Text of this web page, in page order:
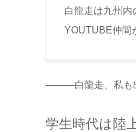
白龍走は九州
YOUTUBE仲間
―――白龍走、私も出
学生時代は陸